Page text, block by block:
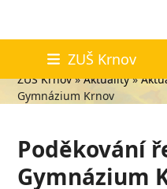
content
ZUŠ Krnov
Aktuality
ZUŠ Krnov»Aktuality»
Gymnázium Krnov
Poděkování
Gymnázium